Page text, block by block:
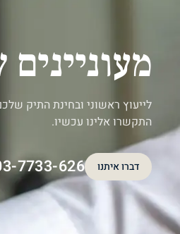
לייעוץ ראשוני ובחינת התיק
התקשרו אלינו עכשיו.
דברו איתנו
דברו איתנו
7733-626